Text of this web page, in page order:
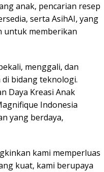
anak, pencarian resep
serta AsihAI, yang
untuk memberikan
menggali, dan
bidang teknologi.
Daya Kreasi Anak
Indonesia
yang berdaya,
kami memperluas
kuat, kami berupaya